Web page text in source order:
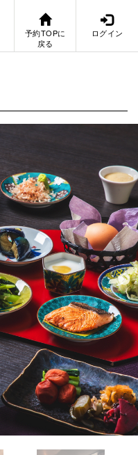
予約TOPに
戻る
ログイン